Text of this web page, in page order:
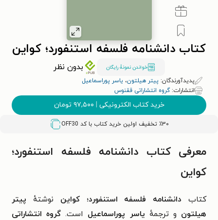
کتاب دانشنامه فلسفه استنفورد؛ کواین
خواندن نمونۀ رایگان بدون نظر
پدیدآورندگان: پیتر هیلتون، یاسر پوراسماعیل
انتشارات:گروه انتشاراتی ققنوس
خرید کتاب الکترونیکی | ۹۷,۵۰۰ تومان
٪۳۰ تخفیف اولین خرید کتاب با کد OFF30
معرفی کتاب دانشنامه فلسفه استنفورد؛
کواین
کتاب دانشنامه فلسفه استنفورد؛ کواین نوشتهٔ پیتر
هیلتون و ترجمهٔ یاسر پوراسماعیل است. گروه انتشاراتی